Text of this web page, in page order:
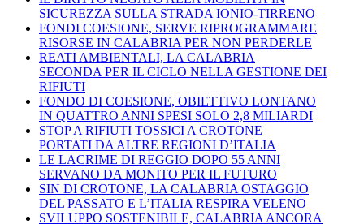
SICUREZZA SULLA STRADA IONIO-TIRRENO
FONDI COESIONE, SERVE RIPROGRAMMARE
RISORSE IN CALABRIA PER NON PERDERLE
REATI AMBIENTALI, LA CALABRIA
SECONDA PER IL CICLO NELLA GESTIONE DEI
RIFIUTI
FONDO DI COESIONE, OBIETTIVO LONTANO
IN QUATTRO ANNI SPESI SOLO 2,8 MILIARDI
STOP A RIFIUTI TOSSICI A CROTONE
PORTATI DA ALTRE REGIONI D’ITALIA
LE LACRIME DI REGGIO DOPO 55 ANNI
SERVANO DA MONITO PER IL FUTURO
SIN DI CROTONE, LA CALABRIA OSTAGGIO
DEL PASSATO E L’ITALIA RESPIRA VELENO
SVILUPPO SOSTENIBILE, CALABRIA ANCORA